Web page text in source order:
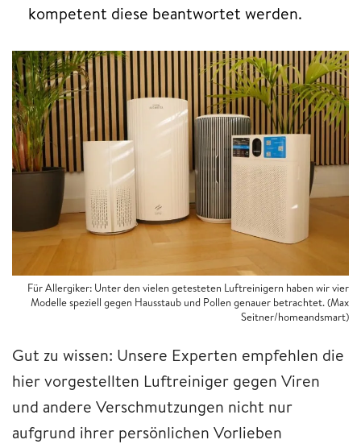
kompetent diese beantwortet werden.
Für Allergiker: Unter den vielen getesteten Luftreinigern haben wir vier
Modelle speziell gegen Hausstaub und Pollen genauer betrachtet. (Max
Seitner/homeandsmart)
Gut zu wissen: Unsere Experten empfehlen die
hier vorgestellten Luftreiniger gegen Viren
und andere Verschmutzungen nicht nur
aufgrund ihrer persönlichen Vorlieben